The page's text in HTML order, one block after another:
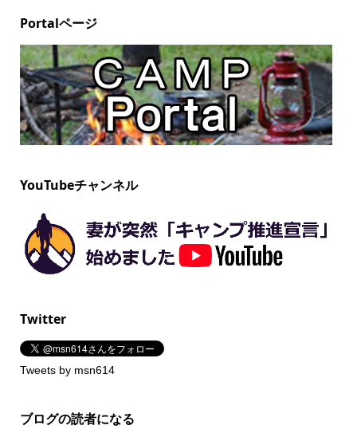
Portalページ
YouTubeチャンネル
Twitter
Tweets by msn614
ブログの読者になる